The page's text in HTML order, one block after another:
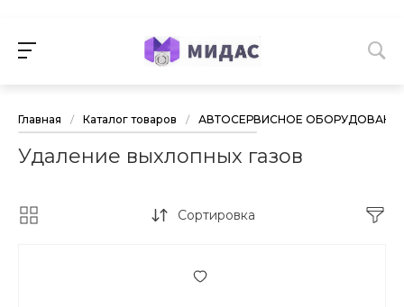
Главная / Каталог товаров / АВТОСЕРВИСНОЕ
Удаление выхлопных газов
Сортировка